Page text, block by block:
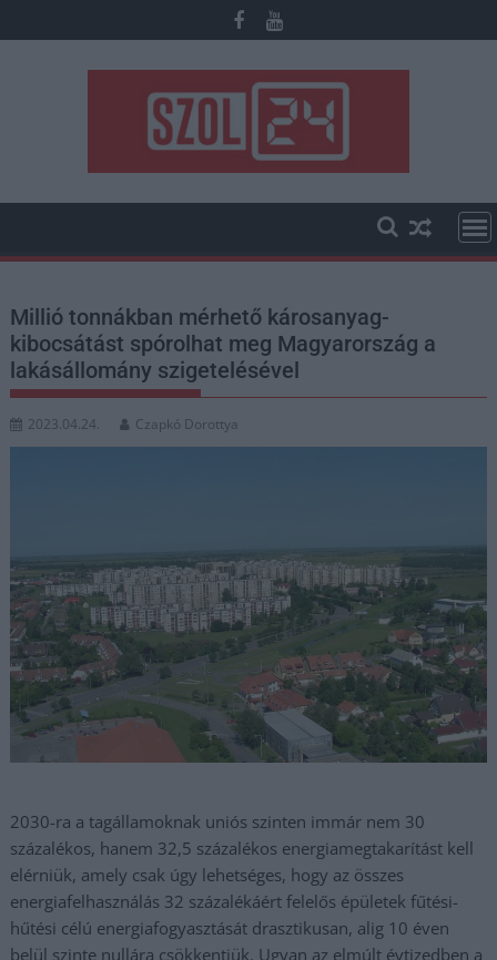
to
Millió tonnákban mérhető károsanyag-
kibocsátást spórolhat meg Magyarország a
lakásállomány szigetelésével
2023.04.24. Czapkó Dorottya
2030-ra a tagállamoknak uniós szinten immár nem 30
százalékos, hanem 32,5 százalékos energiamegtakarítást kell
elérniük, amely csak úgy lehetséges, hogy az összes
energiafelhasználás 32 százalékáért felelős épületek fűtési-
hűtési célú energiafogyasztását drasztikusan, alig 10 éven
belül szinte nullára csökkentjük. Ugyan az elmúlt évtizedben a